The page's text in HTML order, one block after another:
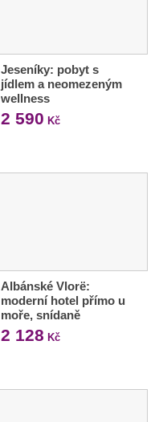
Jeseníky: pobyt s
jídlem a neomezeným
wellness
2 590 Kč
Albánské Vlorë:
moderní hotel přímo u
moře, snídaně
2 128 Kč